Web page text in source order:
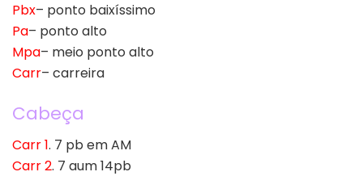
Pbx– ponto baixíssimo
Pa– ponto alto
Mpa– meio ponto alto
Carr– carreira
Cabeça
Carr 1. 7 pb em AM
Carr 2. 7 aum 14pb